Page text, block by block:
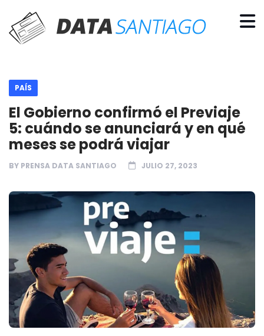
PAÍS
El Gobierno confirmó el Previaje
5: cuándo se anunciará y en qué
meses se podrá viajar
BY PRENSA DATA SANTIAGO JULIO 27, 2023